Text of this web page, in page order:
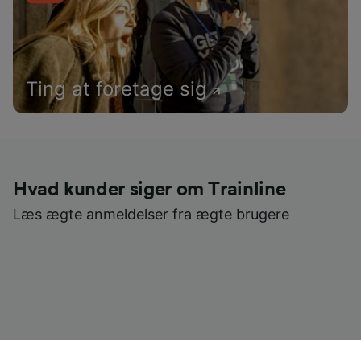
Ting at foretage sig
Hvad kunder siger om Trainline
Læs ægte anmeldelser fra ægte brugere